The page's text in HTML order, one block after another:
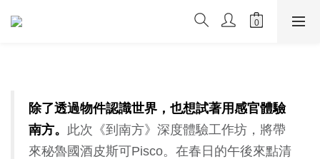
除了透過物件認識世界，也想試著用感官體驗
南方。 此次《到南方》深度體驗工作坊，將帶
來秘魯國酒皮斯可Pisco。在春日的午後來點清